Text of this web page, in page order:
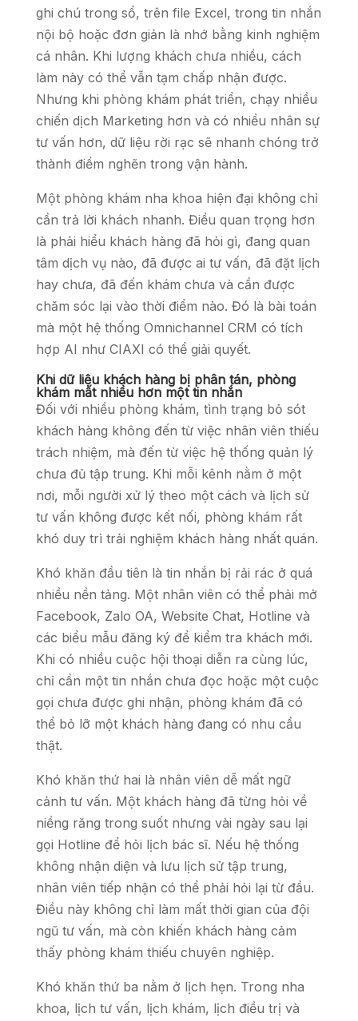
ghi chú trong sổ, trên file Excel, trong tin nhắn
nội bộ hoặc đơn giản là nhớ bằng kinh nghiệm
cá nhân. Khi lượng khách chưa nhiều, cách
làm này có thể vẫn tạm chấp nhận được.
Nhưng khi phòng khám phát triển, chạy nhiều
chiến dịch Marketing hơn và có nhiều nhân sự
tư vấn hơn, dữ liệu rời rạc sẽ nhanh chóng trở
thành điểm nghẽn trong vận hành.
Một phòng khám nha khoa hiện đại không chỉ
cần trả lời khách nhanh. Điều quan trọng hơn
là phải hiểu khách hàng đã hỏi gì, đang quan
tâm dịch vụ nào, đã được ai tư vấn, đã đặt lịch
hay chưa, đã đến khám chưa và cần được
chăm sóc lại vào thời điểm nào. Đó là bài toán
mà một hệ thống Omnichannel CRM có tích
hợp AI như CIAXI có thể giải quyết.
Khi dữ liệu khách hàng bị phân tán, phòng
khám mất nhiều hơn một tin nhắn
Đối với nhiều phòng khám, tình trạng bỏ sót
khách hàng không đến từ việc nhân viên thiếu
trách nhiệm, mà đến từ việc hệ thống quản lý
chưa đủ tập trung. Khi mỗi kênh nằm ở một
nơi, mỗi người xử lý theo một cách và lịch sử
tư vấn không được kết nối, phòng khám rất
khó duy trì trải nghiệm khách hàng nhất quán.
Khó khăn đầu tiên là tin nhắn bị rải rác ở quá
nhiều nền tảng. Một nhân viên có thể phải mở
Facebook, Zalo OA, Website Chat, Hotline và
các biểu mẫu đăng ký để kiểm tra khách mới.
Khi có nhiều cuộc hội thoại diễn ra cùng lúc,
chỉ cần một tin nhắn chưa đọc hoặc một cuộc
gọi chưa được ghi nhận, phòng khám đã có
thể bỏ lỡ một khách hàng đang có nhu cầu
thật.
Khó khăn thứ hai là nhân viên dễ mất ngữ
cảnh tư vấn. Một khách hàng đã từng hỏi về
niềng răng trong suốt nhưng vài ngày sau lại
gọi Hotline để hỏi lịch bác sĩ. Nếu hệ thống
không nhận diện và lưu lịch sử tập trung,
nhân viên tiếp nhận có thể phải hỏi lại từ đầu.
Điều này không chỉ làm mất thời gian của đội
ngũ tư vấn, mà còn khiến khách hàng cảm
thấy phòng khám thiếu chuyên nghiệp.
Khó khăn thứ ba nằm ở lịch hẹn. Trong nha
khoa, lịch tư vấn, lịch khám, lịch điều trị và